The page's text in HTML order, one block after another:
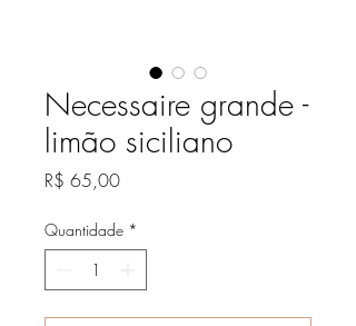
Necessaire grande -
limão siciliano
R$ 65,00Preço
Quantidade *